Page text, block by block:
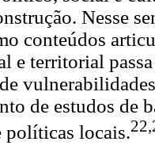
Nesse
conteúdos
e territorial
de estudos de
políticas locais.